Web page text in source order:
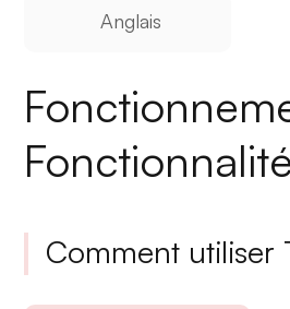
Anglais
Comment utiliser